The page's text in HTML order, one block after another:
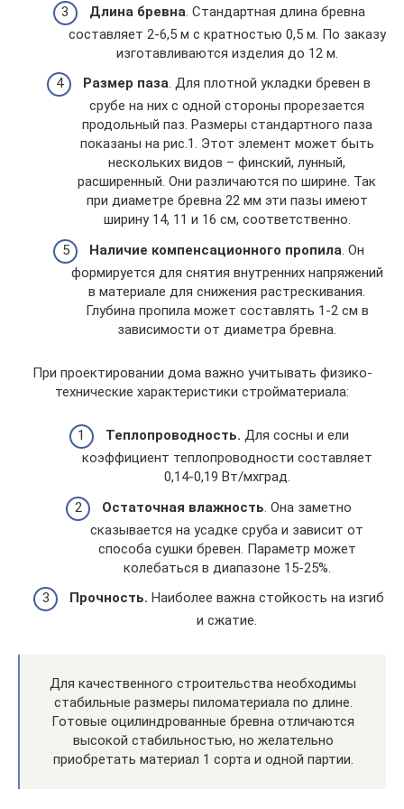
Длина бревна . Стандартная длина бревна
составляет 2-6,5 м с кратностью 0,5 м. По заказу
изготавливаются изделия до 12 м.
Размер паза. Для плотной укладки бревен в
срубе на них с одной стороны прорезается
продольный паз. Размеры стандартного паза
показаны на рис.1. Этот элемент может быть
нескольких видов – финский, лунный,
расширенный. Они различаются по ширине. Так
при диаметре бревна 22 мм эти пазы имеют
ширину 14, 11 и 16 см, соответственно.
Наличие компенсационного пропила . Он
формируется для снятия внутренних напряжений
в материале для снижения растрескивания.
Глубина пропила может составлять 1-2 см в
зависимости от диаметра бревна.
При проектировании дома важно учитывать физико-
технические характеристики стройматериала:
Теплопроводность. Для сосны и ели
коэффициент теплопроводности составляет
0,14-0,19 Вт/мхград.
Остаточная влажность . Она заметно
сказывается на усадке сруба и зависит от
способа сушки бревен. Параметр может
колебаться в диапазоне 15-25%.
Прочность. Наиболее важна стойкость на изгиб
и сжатие.
Для качественного строительства необходимы
стабильные размеры пиломатериала по длине.
Готовые оцилиндрованные бревна отличаются
высокой стабильностью, но желательно
приобретать материал 1 сорта и одной партии.